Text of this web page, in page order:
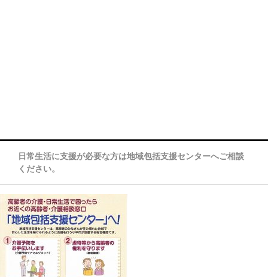
日常生活に支援が必要な方は地域包括支援センターへご相談
ください。